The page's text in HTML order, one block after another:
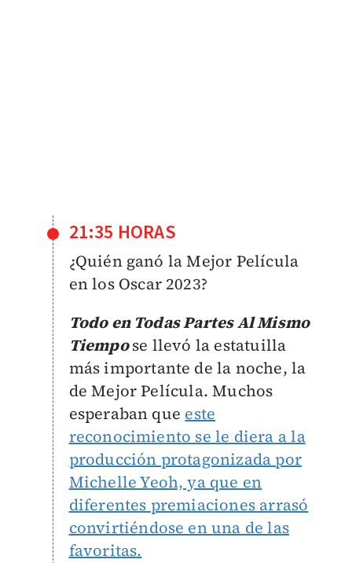
21:35 HORAS
¿Quién ganó la Mejor Película
en los Oscar 2023?
Todo en Todas Partes Al Mismo
Tiempose llevó la estatuilla
más importante de la noche, la
de Mejor Película. Muchos
esperaban que este
reconocimiento se le diera a la
producción protagonizada por
Michelle Yeoh, ya que en
diferentes premiaciones arrasó
convirtiéndose en una de las
favoritas.